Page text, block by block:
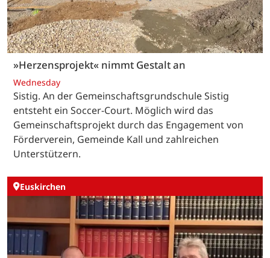
»Herzensprojekt« nimmt Gestalt an
Wednesday
Sistig. An der Gemeinschaftsgrundschule Sistig
entsteht ein Soccer-Court. Möglich wird das
Gemeinschaftsprojekt durch das Engagement von
Förderverein, Gemeinde Kall und zahlreichen
Unterstützern.
Euskirchen